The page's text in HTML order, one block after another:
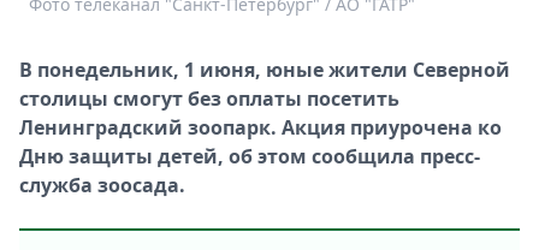
Выборы
2026
Скачай
Metro
В понедельник, 1 июня, юные жители Северной
столицы смогут без оплаты посетить
Ленинградский зоопарк. Акция приурочена ко
Дню защиты детей, об этом сообщила пресс-
служба зоосада.